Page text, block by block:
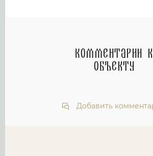
Комментарии к
объекту
Добавить